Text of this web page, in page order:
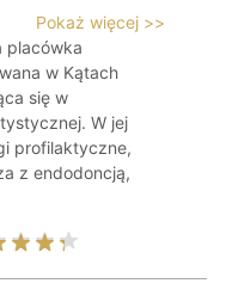
Pokaż więcej >>
placówka
w Kątach
się w
W jej
profilaktyczne,
z endodoncją,